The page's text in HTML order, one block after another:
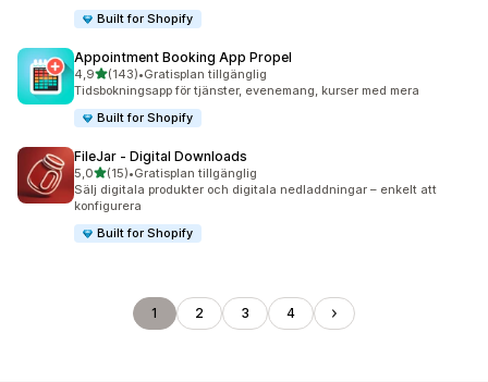
Built for Shopify
Appointment Booking App Propel
4,9av 5 stjärnor
(143)
143 recensioner totalt
•Gratisplan tillgänglig
Tidsbokningsapp för tjänster, evenemang, kurser med mera
Built for Shopify
FileJar ‑ Digital Downloads
5,0av 5 stjärnor
(15)
15 recensioner totalt
•Gratisplan tillgänglig
Sälj digitala produkter och digitala nedladdningar – enkelt att
konfigurera
Built for Shopify
1 2 3 4